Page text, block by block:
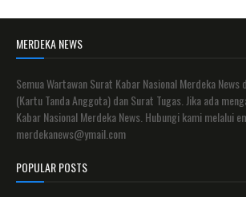
MERDEKA NEWS
Semua Wartawan Surat Kabar Nasional Merdeka News
(Kartu Tanda Anggota) dan Surat Tugas. Jika ada
Kabar Nasional Merdeka News. Hubungi kami melalui
merdekanews@ymail.com
POPULAR POSTS